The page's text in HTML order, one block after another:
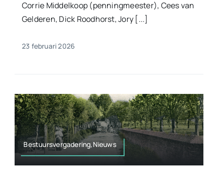
Corrie Middelkoop (penningmeester), Cees van
Gelderen, Dick Roodhorst, Jory [...]
23 februari 2026
Bestuursvergadering,Nieuws